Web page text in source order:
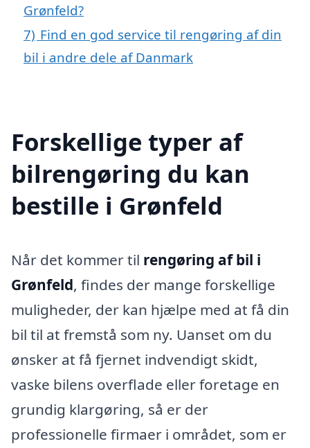
Grønfeld?
7) Find en god service til rengøring af din
bil i andre dele af Danmark
Forskellige typer af
bilrengøring du kan
bestille i Grønfeld
Når det kommer til rengøring af bil i
Grønfeld, findes der mange forskellige
muligheder, der kan hjælpe med at få din
bil til at fremstå som ny. Uanset om du
ønsker at få fjernet indvendigt skidt,
vaske bilens overflade eller foretage en
grundig klargøring, så er der
professionelle firmaer i området, som er